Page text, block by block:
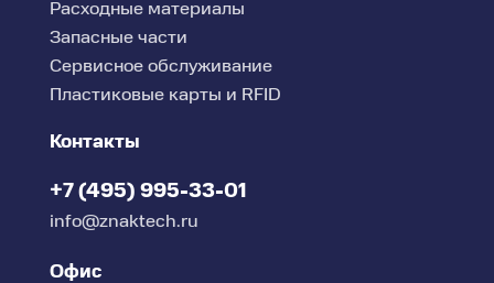
Расходные материалы
Запасные части
Сервисное обслуживание
Пластиковые карты и RFID
Контакты
+7 (495) 995-33-01
info@znaktech.ru
Офис